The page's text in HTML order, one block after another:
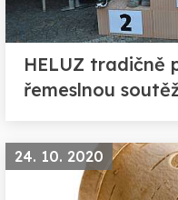
HELUZ tradičně
řemeslnou
24. 10. 2020